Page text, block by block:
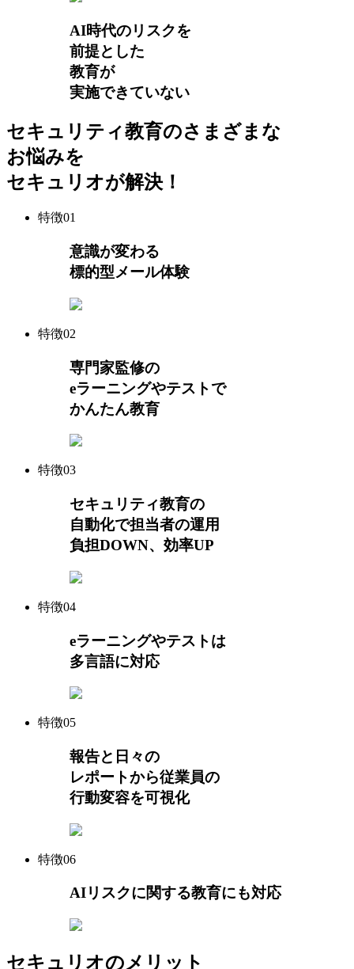
AI時代のリスクを
前提とした
教育が
実施できていない
セキュリティ教育のさまざまな
お悩みを
セキュリオが解決！
特徴01
意識が変わる
標的型メール体験
特徴02
専門家監修の
eラーニングやテストで
かんたん教育
特徴03
セキュリティ教育の
自動化で担当者の運用
負担DOWN、効率UP
特徴04
eラーニングやテストは
多言語に対応
特徴05
報告と日々の
レポートから従業員の
行動変容を可視化
特徴06
AIリスクに関する教育にも対応
セキュリオのメリット